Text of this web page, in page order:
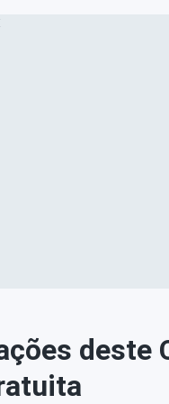
deste